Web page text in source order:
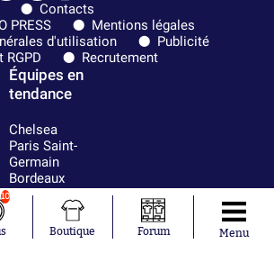
Contacts
PRESS
Mentions légales
d'utilisation
Publicité
Recrutement
Équipes en
tendance
Chelsea
Paris Saint-
Germain
Bordeaux
Olympique
Real Madrid
10
Boutique Forum Menu